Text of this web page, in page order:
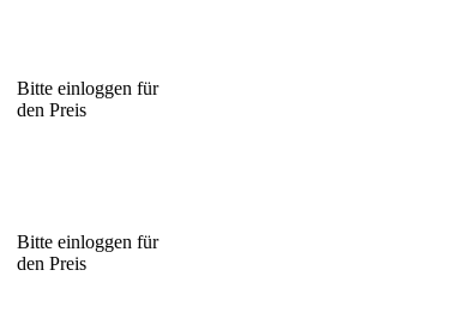
Bitte einloggen für
den Preis
Bitte einloggen für
den Preis